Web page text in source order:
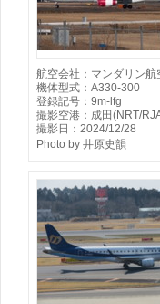
航空会社：マンダリン
機体型式：A330-300
登録記号：9m-lfg
撮影空港：成田(NRT/
撮影日：2024/12/28
Photo by 井原史韻